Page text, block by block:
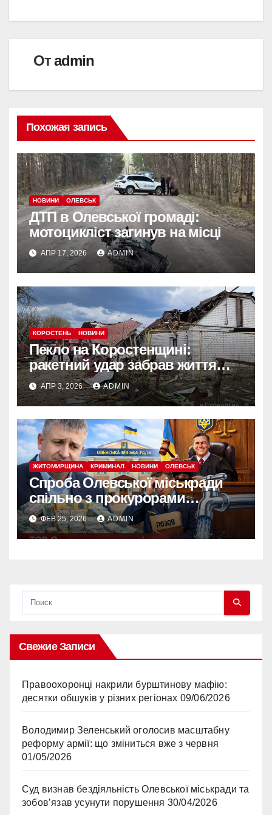
Отadmin
Похожая запись
НОВИНИ ОЛЕВСЬК
ДТП в Олевської громаді:
мотоцикліст загинув на місці
АПР 17, 2026 ADMIN
КОРОСТЕНЬ НОВИНИ
Пекло на Коростенщині:
ракетний удар забрав життя
жінки, десятки будинків
знищено
АПР 3, 2026 ADMIN
ЖИТОМИРЩИНА КРИМИНАЛ НОВИНИ ОЛЕВСЬК
Спроба Олевської міськради
спільно з прокурорами
безпідставно стягнути 952
тисячі грн провалилась:
Тепломережа Олевськ виграла
ФЕВ 25, 2026 ADMIN
Свежие Записи
Правоохоронці накрили бурштинову мафію:
десятки обшуків у різних регіонах 09/06/2026
Володимир Зеленський оголосив масштабну
реформу армії: що зміниться вже з червня
01/05/2026
Суд визнав бездіяльність Олевської міськради та
зобов’язав усунути порушення 30/04/2026